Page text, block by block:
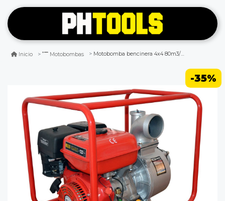
Inicio Motobombas Motobomba bencinera 4x4 80m3/h manual ducar ds40
-35%